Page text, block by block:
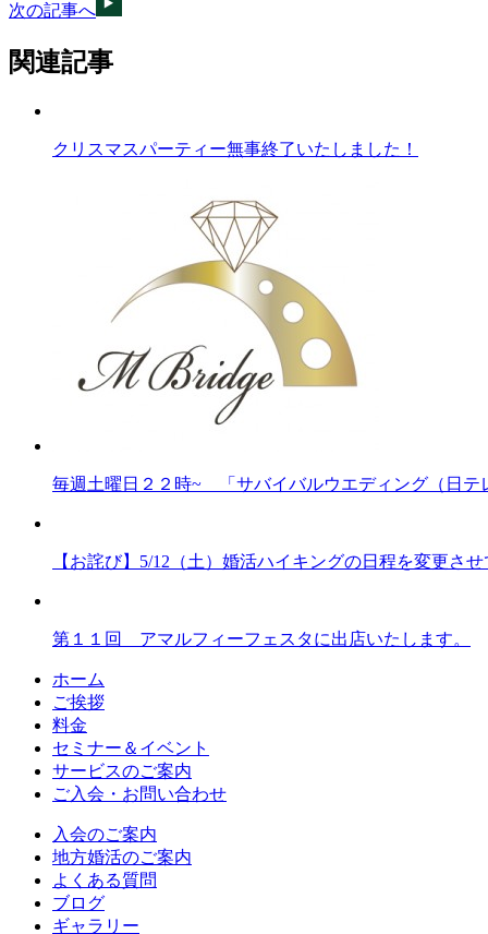
次の記事へ
関連記事
クリスマスパーティー無事終了いたしました！
毎週土曜日２２時~ 「サバイバルウエディング（日テ
【お詫び】5/12（土）婚活ハイキングの日程を変更させ
第１１回 アマルフィーフェスタに出店いたします。
ホーム
ご挨拶
料金
セミナー＆イベント
サービスのご案内
ご入会・お問い合わせ
入会のご案内
地方婚活のご案内
よくある質問
ブログ
ギャラリー